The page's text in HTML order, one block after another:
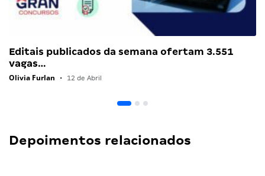
Editais publicados da semana ofertam 3.551
vagas…
Olivia Furlan • 12 de Abril
Depoimentos relacionados